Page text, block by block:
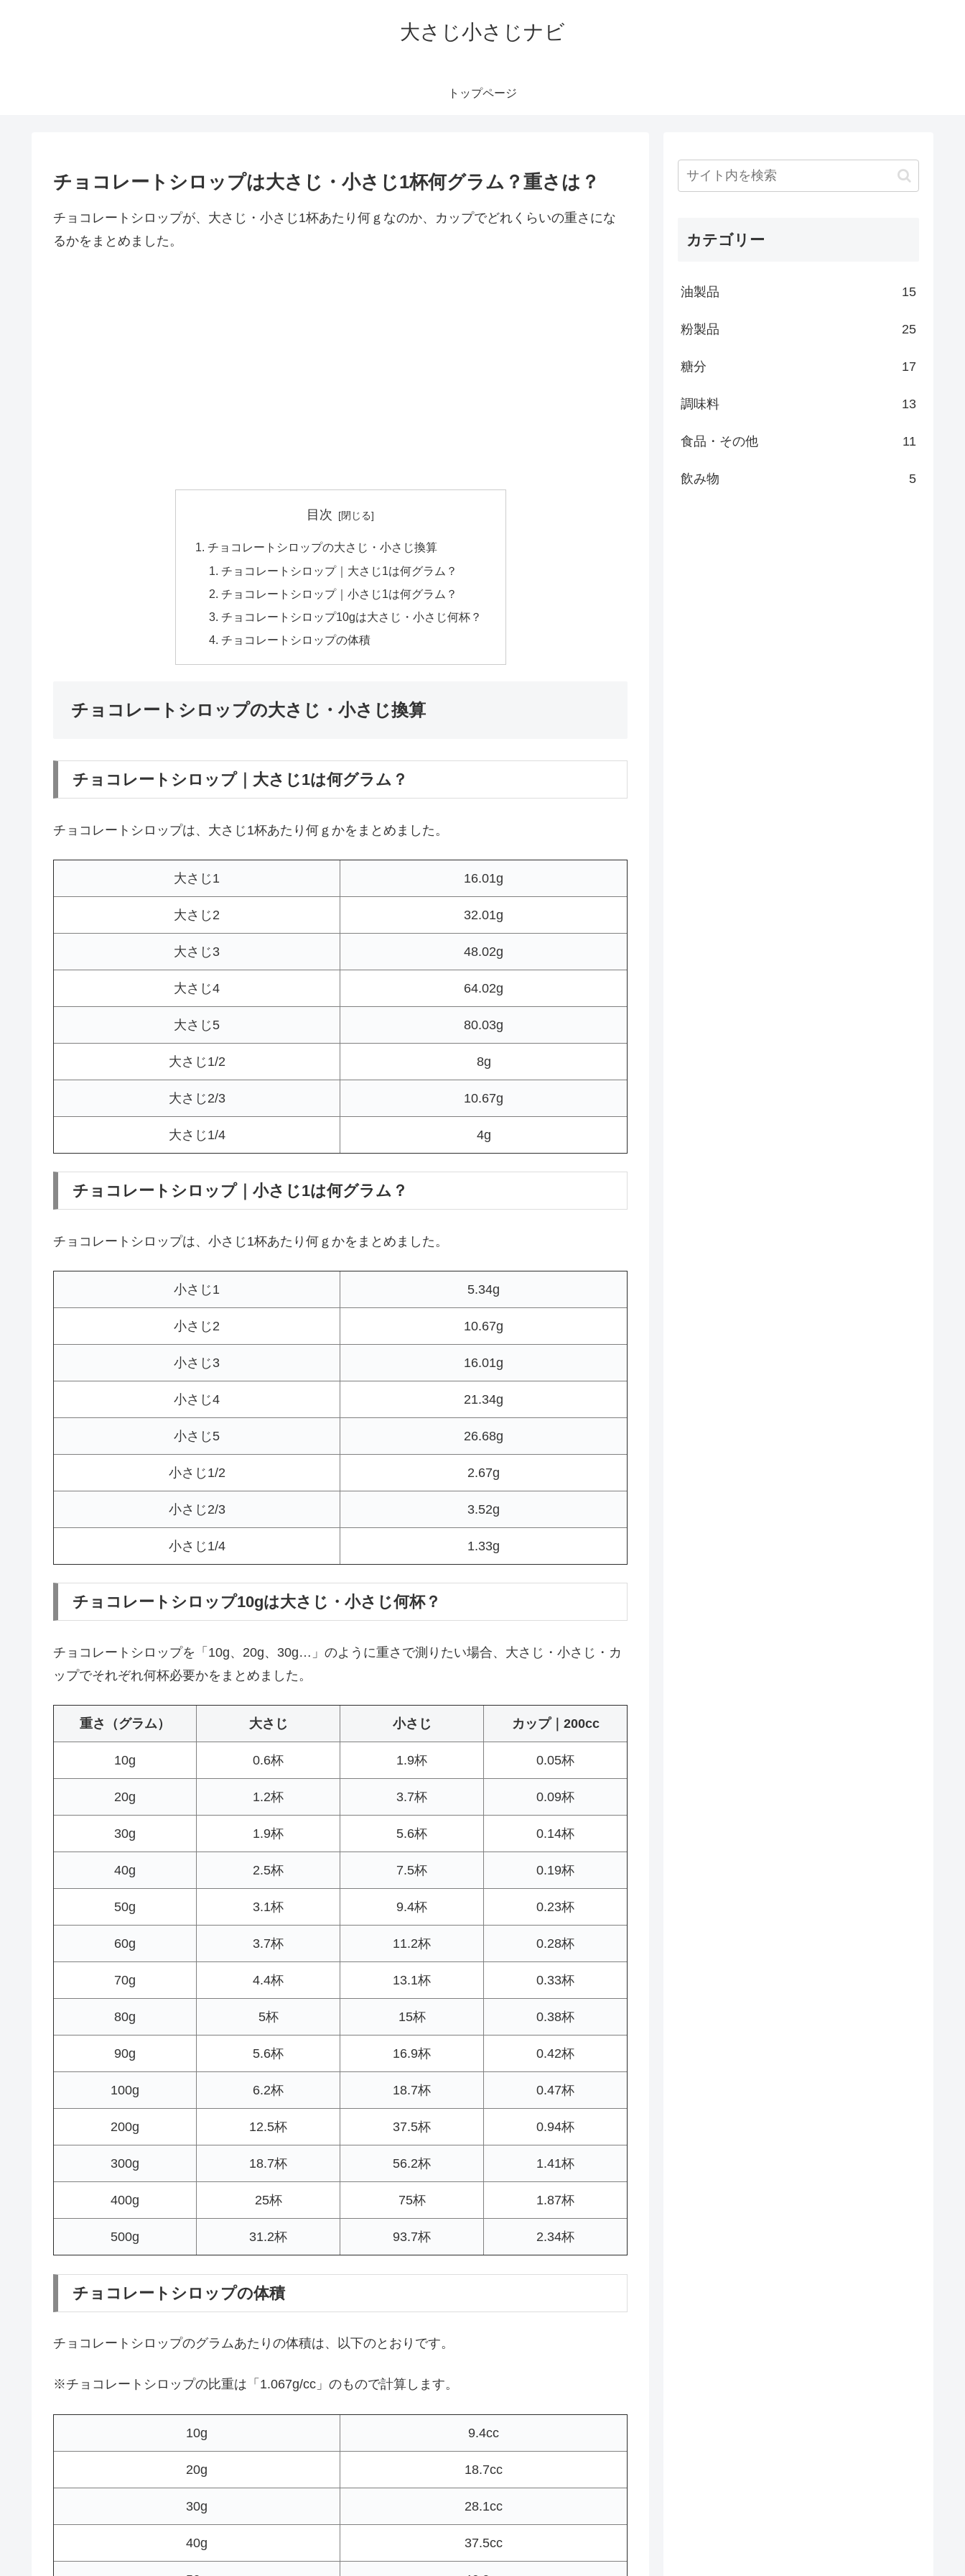
大さじ小さじナビ
トップページ
チョコレートシロップは大さじ・小さじ1杯何グラム？重さは？
チョコレートシロップが、大さじ・小さじ1杯あたり何ｇなのか、カップでどれくらいの重さにな
るかをまとめました。
目次
チョコレートシロップの大さじ・小さじ換算
チョコレートシロップ｜大さじ1は何グラム？
チョコレートシロップ｜小さじ1は何グラム？
チョコレートシロップ10gは大さじ・小さじ何杯？
チョコレートシロップの体積
チョコレートシロップの大さじ・小さじ換算
チョコレートシロップ｜大さじ1は何グラム？
チョコレートシロップは、大さじ1杯あたり何ｇかをまとめました。
大さじ1 16.01g
大さじ2 32.01g
大さじ3 48.02g
大さじ4 64.02g
大さじ5 80.03g
大さじ1/2 8g
大さじ2/3 10.67g
大さじ1/4 4g
チョコレートシロップ｜小さじ1は何グラム？
チョコレートシロップは、小さじ1杯あたり何ｇかをまとめました。
小さじ1 5.34g
小さじ2 10.67g
小さじ3 16.01g
小さじ4 21.34g
小さじ5 26.68g
小さじ1/2 2.67g
小さじ2/3 3.52g
小さじ1/4 1.33g
チョコレートシロップ10gは大さじ・小さじ何杯？
チョコレートシロップを「10g、20g、30g…」のように重さで測りたい場合、大さじ・小さじ・カ
ップでそれぞれ何杯必要かをまとめました。
重さ（グラム） 大さじ 小さじ カップ｜200cc
10g 0.6杯 1.9杯 0.05杯
20g 1.2杯 3.7杯 0.09杯
30g 1.9杯 5.6杯 0.14杯
40g 2.5杯 7.5杯 0.19杯
50g 3.1杯 9.4杯 0.23杯
60g 3.7杯 11.2杯 0.28杯
70g 4.4杯 13.1杯 0.33杯
80g 5杯 15杯 0.38杯
90g 5.6杯 16.9杯 0.42杯
100g 6.2杯 18.7杯 0.47杯
200g 12.5杯 37.5杯 0.94杯
300g 18.7杯 56.2杯 1.41杯
400g 25杯 75杯 1.87杯
500g 31.2杯 93.7杯 2.34杯
チョコレートシロップの体積
チョコレートシロップのグラムあたりの体積は、以下のとおりです。
※チョコレートシロップの比重は「1.067g/cc」のもので計算します。
10g 9.4cc
20g 18.7cc
30g 28.1cc
40g 37.5cc
カテゴリー
油製品 15
粉製品 25
糖分 17
調味料 13
食品・その他 11
飲み物 5